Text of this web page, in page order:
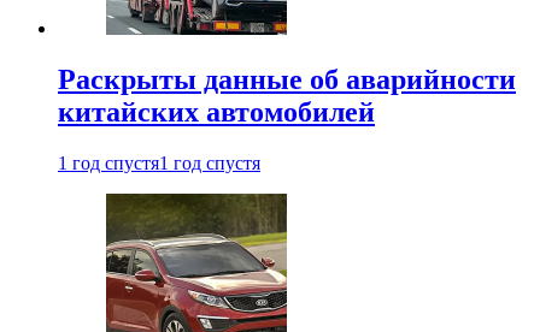
Раскрыты данные об аварийности
китайских автомобилей
1 год спустя1 год спустя